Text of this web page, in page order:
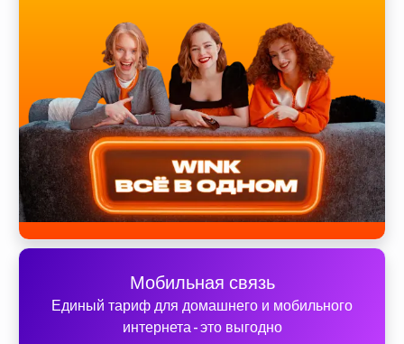
Мобильная связь
Единый тариф для домашнего и мобильного
интернета - это выгодно